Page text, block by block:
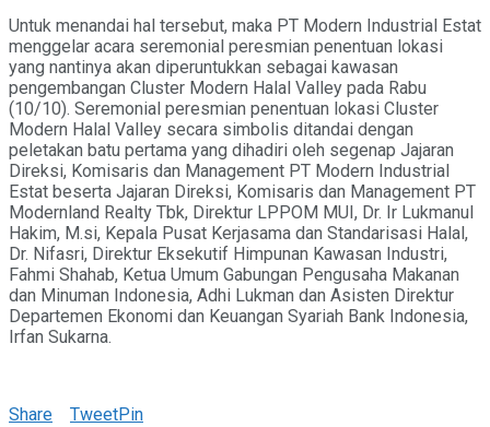
Untuk menandai hal tersebut, maka PT Modern Industrial Estat
menggelar acara seremonial peresmian penentuan lokasi
yang nantinya akan diperuntukkan sebagai kawasan
pengembangan Cluster Modern Halal Valley pada Rabu
(10/10). Seremonial peresmian penentuan lokasi Cluster
Modern Halal Valley secara simbolis ditandai dengan
peletakan batu pertama yang dihadiri oleh segenap Jajaran
Direksi, Komisaris dan Management PT Modern Industrial
Estat beserta Jajaran Direksi, Komisaris dan Management PT
Modernland Realty Tbk, Direktur LPPOM MUI, Dr. Ir Lukmanul
Hakim, M.si, Kepala Pusat Kerjasama dan Standarisasi Halal,
Dr. Nifasri, Direktur Eksekutif Himpunan Kawasan Industri,
Fahmi Shahab, Ketua Umum Gabungan Pengusaha Makanan
dan Minuman Indonesia, Adhi Lukman dan Asisten Direktur
Departemen Ekonomi dan Keuangan Syariah Bank Indonesia,
Irfan Sukarna.
Share TweetPin